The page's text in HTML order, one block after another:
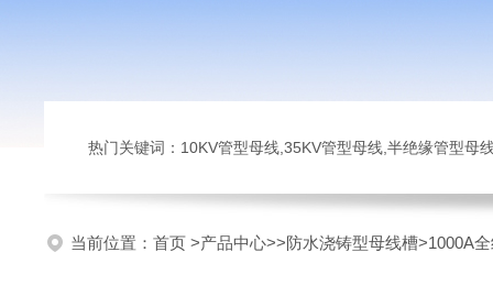
热门关键词：10KV管型母线,35KV管型母线,半绝缘管型母
当前位置： 首页 >产品中心>>防水浇铸型母线槽>1000A